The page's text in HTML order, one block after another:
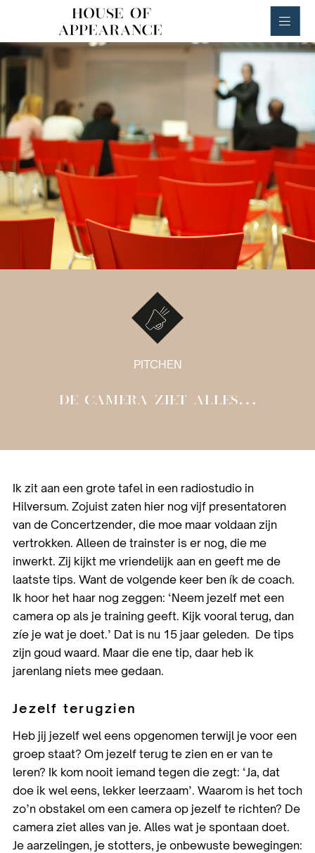
House of Appearance
PITCHEN
DE CAMERA ZIET ALLES…
Ik zit aan een grote tafel in een radiostudio in
Hilversum. Zojuist zaten hier nog vijf presentatoren
van de Concertzender, die moe maar voldaan zijn
vertrokken. Alleen de trainster is er nog, die me
inwerkt. Zij kijkt me vriendelijk aan en geeft me de
laatste tips. Want de volgende keer ben ík de coach.
Ik hoor het haar nog zeggen: ‘Neem jezelf met een
camera op als je training geeft. Kijk vooral terug, dan
zíe je wat je doet.’ Dat is nu 15 jaar geleden. De tips
zijn goud waard. Maar die ene tip, daar heb ik
jarenlang niets mee gedaan.
Jezelf terugzien
Heb jij jezelf wel eens opgenomen terwijl je voor een
groep staat? Om jezelf terug te zien en er van te
leren? Ik kom nooit iemand tegen die zegt: ‘Ja, dat
doe ik wel eens, lekker leerzaam’. Waarom is het toch
zo’n obstakel om een camera op jezelf te richten? De
camera ziet alles van je. Alles wat je spontaan doet.
Je aarzelingen, je stotters, je onbewuste bewegingen: